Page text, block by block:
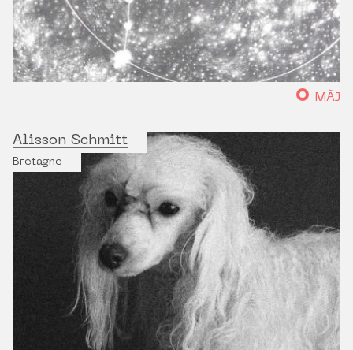
MÀJ
Alisson Schmitt
Bretagne